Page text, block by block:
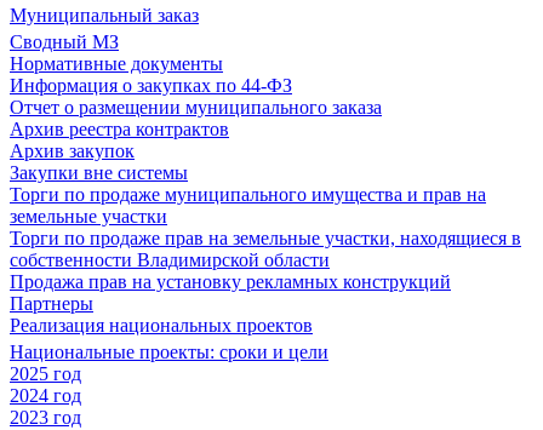
Муниципальный заказ
Сводный МЗ
Нормативные документы
Информация о закупках по 44-ФЗ
Отчет о размещении муниципального заказа
Архив реестра контрактов
Архив закупок
Закупки вне системы
Торги по продаже муниципального имущества и прав на
земельные участки
Торги по продаже прав на земельные участки, находящиеся в
собственности Владимирской области
Продажа прав на установку рекламных конструкций
Партнеры
Реализация национальных проектов
Национальные проекты: сроки и цели
2025 год
2024 год
2023 год